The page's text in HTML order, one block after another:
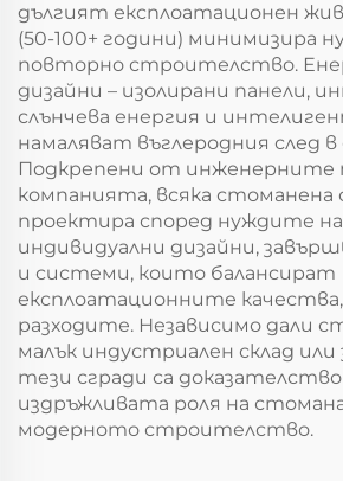
дългият експлоатационен
(50-100+ години) минимизира
повторно строителство.
дизайни – изолирани панели,
слънчева енергия и
намаляват въглеродния след
Подкрепени от инженерните
компанията, всяка стоманена
проектира според нуждите
индивидуални дизайни,
и системи, които балансират
експлоатационните
разходите. Независимо дали
малък индустриален склад или
тези сгради са доказателство
издръжливата роля на
модерното строителство.